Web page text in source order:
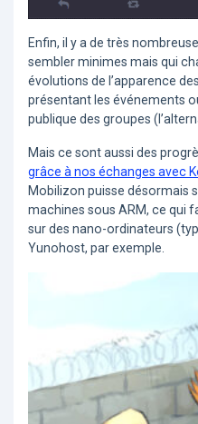
Enfin, il y a de très
sembler minimes mais qui
évolutions de l’apparence
présentant les événements
publique des groupes
Mais ce sont aussi des
grâce à nos échanges avec
Mobilizon puisse désormais
machines sous ARM, ce qui
sur des nano-ordinateurs
Yunohost, par exemple.